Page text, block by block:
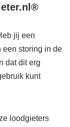
jij een
een storing in de
dat dit erg
kunt
loodgieters